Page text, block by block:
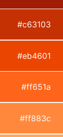
#c63103
#eb4601
#ff651a
#ff883c